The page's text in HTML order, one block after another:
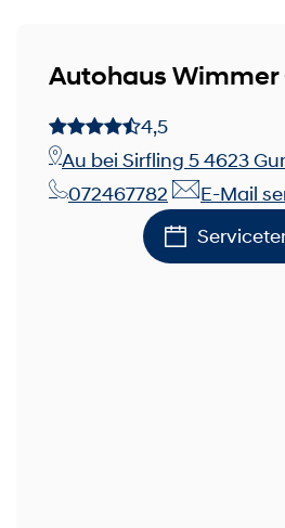
Autohaus Wimmer
4,5
Au bei Sirfling 5 4623
072467782
E-Mail